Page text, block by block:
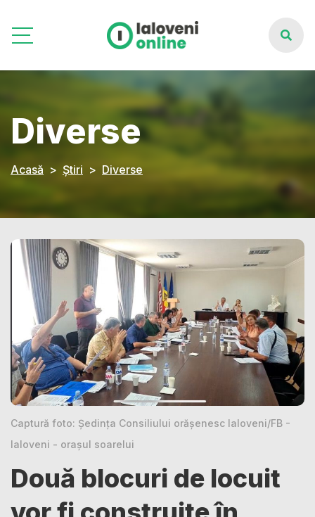
Diverse
Acasă Știri Diverse
Captură foto: Ședința Consiliului orășenesc Ialoveni/FB -
Ialoveni - orașul soarelui
Două blocuri de locuit